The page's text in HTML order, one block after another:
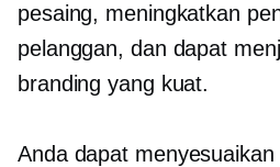
pesaing, meningkatkan
pelanggan, dan dapat
branding yang kuat.
Anda dapat